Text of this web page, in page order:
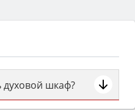
духовой шкаф?